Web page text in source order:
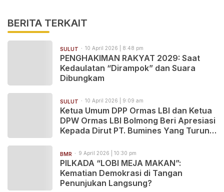
BERITA TERKAIT
SULUT 10 April 2026 | 8:48 pm
PENGHAKIMAN RAKYAT 2029: Saat
Kedaulatan “Dirampok” dan Suara
Dibungkam
SULUT 10 April 2026 | 9:09 am
Ketua Umum DPP Ormas LBI dan Ketua
DPW Ormas LBI Bolmong Beri Apresiasi
Kepada Dirut PT. Bumines Yang Turun
BMR 9 April 2026 | 10:30 pm
PILKADA “LOBI MEJA MAKAN”:
Kematian Demokrasi di Tangan
Penunjukan Langsung?